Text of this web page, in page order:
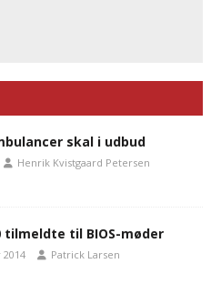
skal i udbud
Henrik Kvistgaard Petersen
tilmeldte til BIOS-møder
Patrick Larsen